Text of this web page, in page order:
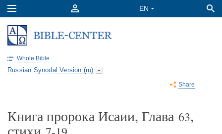
Whole Bible
Russian Synodal Version (ru)
Share
Книга пророка Исаии, Глава 63,